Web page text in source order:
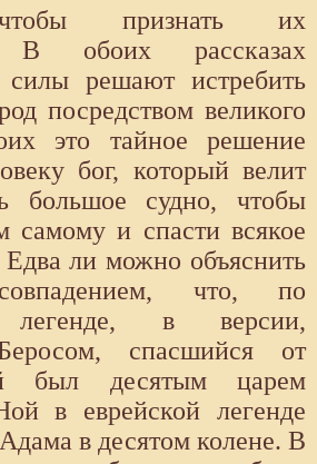
признать их
В обоих рассказах
силы решают истребить
посредством великого
это тайное решение
бог, который велит
большое судно, чтобы
самому и спасти всякое
ли можно объяснить
что, по
легенде, в версии,
спасшийся от
был десятым царем
в еврейской легенде
в десятом колене. В